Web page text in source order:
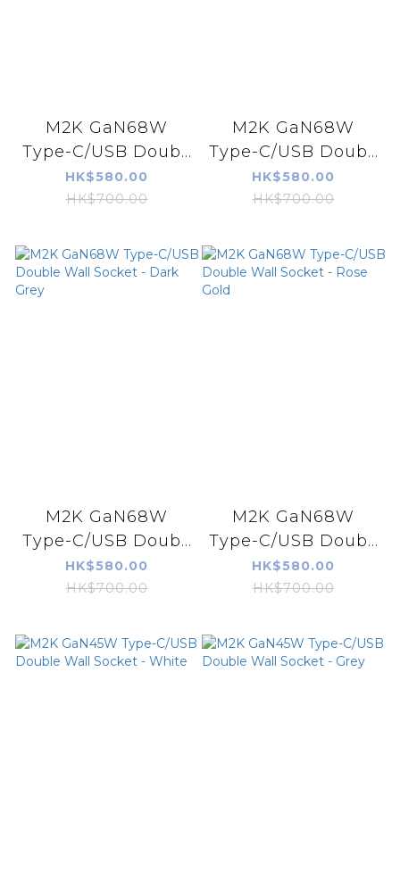
M2K GaN68W
Type-C/USB Doub...
HK$580.00
HK$700.00
M2K GaN68W
Type-C/USB Doub...
HK$580.00
HK$700.00
M2K GaN68W
Type-C/USB Doub...
HK$580.00
HK$700.00
M2K GaN68W
Type-C/USB Doub...
HK$580.00
HK$700.00